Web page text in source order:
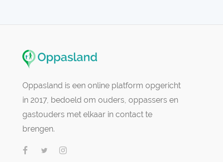
Oppasland is een online platform opgericht
in 2017, bedoeld om ouders, oppassers en
gastouders met elkaar in contact te
brengen.